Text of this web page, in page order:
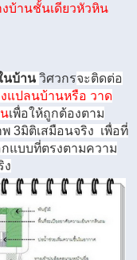
บ้านชั้นเดียวหัวหิน
นบ้าน วิศวกรจะติดต่อ
งแปลนบ้านหรือ วาด
เพื่อให้ถูกต้องตาม
พ 3มิติเสมือนจริง เพื่อที่
แบบที่ตรงตามความ
ง